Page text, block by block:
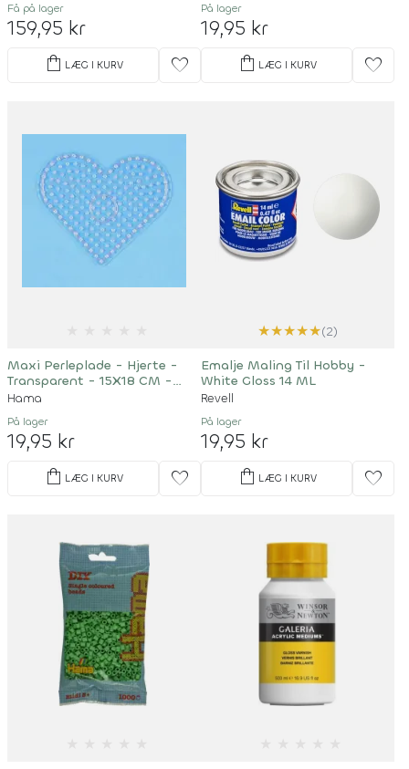
Få på lager
159,95 kr
shopping_bag LÆG I KURV favorite
På lager
19,95 kr
shopping_bag LÆG I KURV favorite
Maxi Perleplade - Hjerte -
Transparent - 15X18 CM -
8206
Hama
På lager
19,95 kr
shopping_bag LÆG I KURV favorite
★★★★★(2)
Emalje Maling Til Hobby -
White Gloss 14 ML
Revell
På lager
19,95 kr
shopping_bag LÆG I KURV favorite